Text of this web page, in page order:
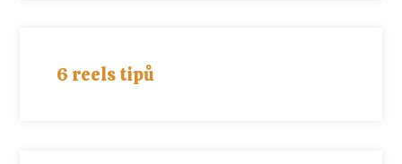
6 reels tipů